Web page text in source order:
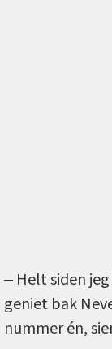
‒ Helt siden
geniet bak
nummer én,